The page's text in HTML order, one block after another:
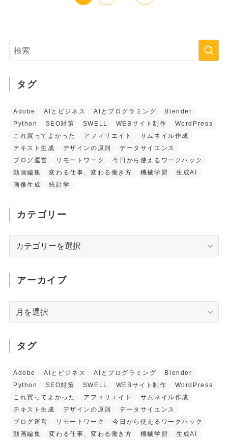
タグ
Adobe AIとビジネス AIとプログラミング
Blender
Python
SEO対策 SWELL WEBサイト制作
WordPress
これ買ってよかった
アフィリエイト
サムネイル作成
テキスト生成
デザインの原則
データサイエンス
ブログ運営
リモートワーク
今日から使えるワークハック
動画編集
変わる仕事、変わる働き方 機械学習
生成AI
画像生成
統計学
カテゴリー
リアーカイブ
タグ
Adobe AIとビジネス AIとプログラミング
Blender
Python
SEO対策 SWELL WEBサイト制作
WordPress
これ買ってよかった
アフィリエイト
サムネイル作成
テキスト生成
デザインの原則
データサイエンス
ブログ運営
リモートワーク
今日から使えるワークハック
動画編集
変わる仕事、変わる働き方 機械学習
生成AI